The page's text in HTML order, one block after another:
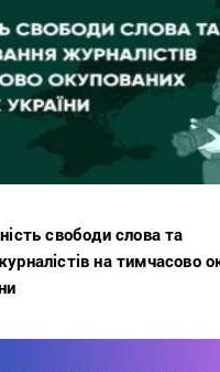
свободи слова та
на тимчасово